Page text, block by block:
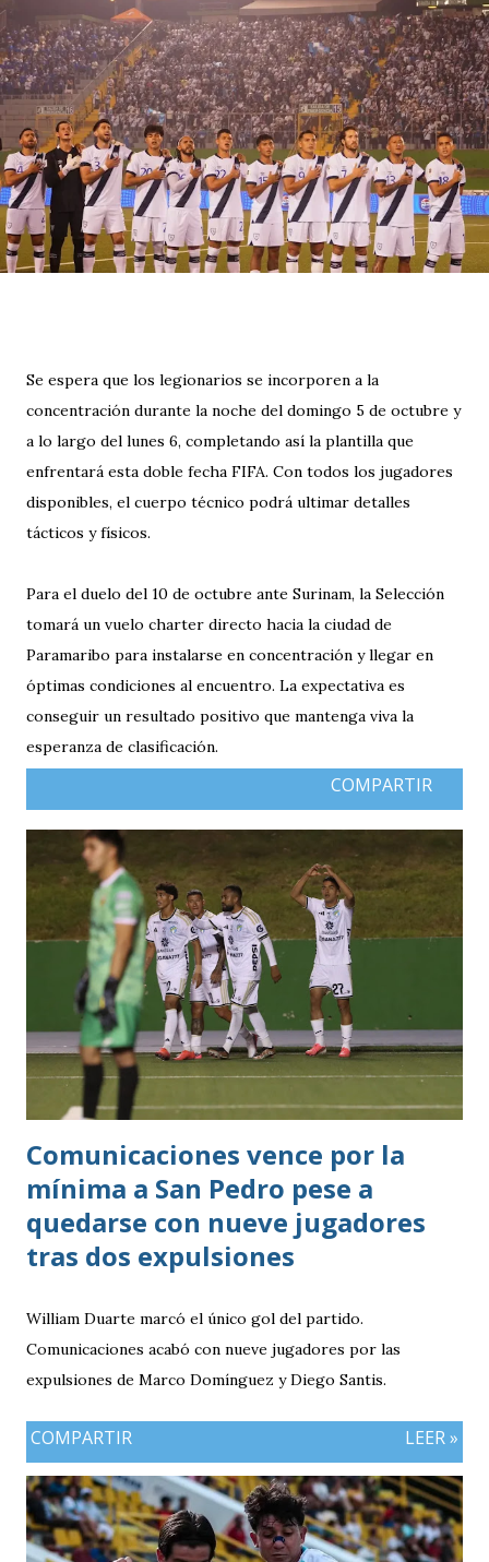
Se espera que los legionarios se incorporen a la
concentración durante la noche del domingo 5 de octubre y
a lo largo del lunes 6, completando así la plantilla que
enfrentará esta doble fecha FIFA. Con todos los jugadores
disponibles, el cuerpo técnico podrá ultimar detalles
tácticos y físicos.
Para el duelo del 10 de octubre ante Surinam, la Selección
tomará un vuelo charter directo hacia la ciudad de
Paramaribo para instalarse en concentración y llegar en
óptimas condiciones al encuentro. La expectativa es
conseguir un resultado positivo que mantenga viva la
esperanza de clasificación.
COMPARTIR
Comunicaciones vence por la
mínima a San Pedro pese a
quedarse con nueve jugadores
tras dos expulsiones
William Duarte marcó el único gol del partido.
Comunicaciones acabó con nueve jugadores por las
expulsiones de Marco Domínguez y Diego Santis.
COMPARTIR LEER »